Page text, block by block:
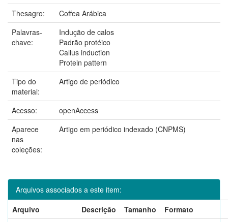
Thesagro:
Coffea Arábica
Palavras-
chave:
Indução de calos
Padrão protéico
Callus induction
Protein pattern
Tipo do
material:
Artigo de periódico
Acesso:
openAccess
Aparece
nas
coleções:
Artigo em periódico indexado (CNPMS)
Arquivos associados a este item:
Arquivo
Descrição Tamanho
Formato